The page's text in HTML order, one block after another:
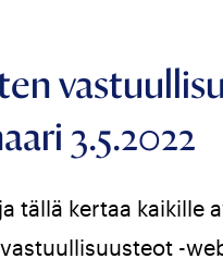
3.5.2022
tällä kertaa kaikille
-